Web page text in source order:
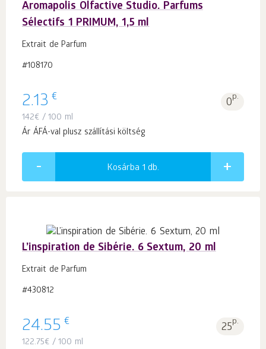
Aromapolis Olfactive Studio. Parfums
Sélectifs 1 PRIMUM, 1,5 ml
Extrait de Parfum
#108170
2.13 € 0p.
142€ / 100 ml
Ár ÁFÁ-val plusz szállítási költség
Kosárba 1 db.
L’inspiration de Sibérie. 6 Sextum, 20 ml
Extrait de Parfum
#430812
24.55 € 25p.
122.75€ / 100 ml